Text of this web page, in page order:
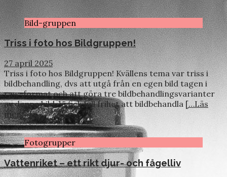
Bild-gruppen
Triss i foto hos Bildgruppen!
27 april 2025
Triss i foto hos Bildgruppen! Kvällens tema var triss i
bildbehandling, dvs att utgå från en egen bild tagen i
raw-format och att göra tre bildbehandlingsvarianter
av denna bild. Vi fick full frihet att bildbehandla […Läs
mer …]
Fotogrupper
Vattenriket – ett rikt djur- och fågelliv